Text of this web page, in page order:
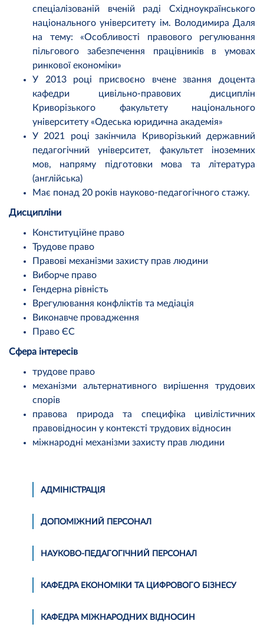
спеціалізованій вченій раді Східноукраїнського
національного університету ім. Володимира Даля
на тему: «Особливості правового регулювання
пільгового забезпечення працівників в умовах
ринкової економіки»
У 2013 році присвоєно вчене звання доцента
кафедри цивільно-правових дисциплін
Криворізького факультету національного
університету «Одеська юридична академія»
У 2021 році закінчила Криворізький державний
педагогічний університет, факультет іноземних
мов, напряму підготовки мова та література
(англійська)
Має понад 20 років науково-педагогічного стажу.
Дисципліни
Конституційне право
Трудове право
Правові механізми захисту прав людини
Виборче право
Гендерна рівність
Врегулювання конфліктів та медіація
Виконавче провадження
Право ЄС
Сфера інтересів
трудове право
механізми альтернативного вирішення трудових
спорів
правова природа та специфіка цивілістичних
правовідносин у контексті трудових відносин
міжнародні механізми захисту прав людини
АДМІНІСТРАЦІЯ
ДОПОМІЖНИЙ ПЕРСОНАЛ
НАУКОВО-ПЕДАГОГІЧНИЙ ПЕРСОНАЛ
КАФЕДРА ЕКОНОМІКИ ТА ЦИФРОВОГО БІЗНЕСУ
КАФЕДРА МІЖНАРОДНИХ ВІДНОСИН